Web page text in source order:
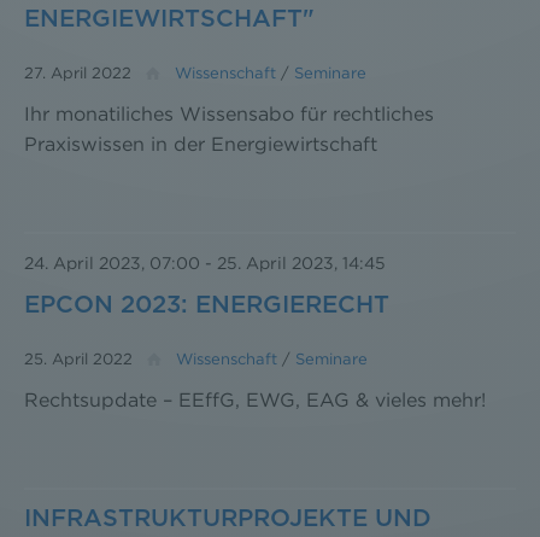
ENERGIEWIRTSCHAFT"
27. April 2022 Wissenschaft / Seminare
Ihr monatiliches Wissensabo für rechtliches
Praxiswissen in der Energiewirtschaft
24. April 2023, 07:00 - 25. April 2023, 14:45
EPCON 2023: ENERGIERECHT
25. April 2022 Wissenschaft / Seminare
Rechtsupdate – EEffG, EWG, EAG & vieles mehr!
INFRASTRUKTURPROJEKTE UND